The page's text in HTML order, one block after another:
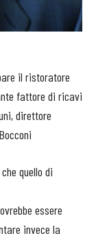
il ristoratore
fattore di ricavi
direttore
quello di
essere
invece la